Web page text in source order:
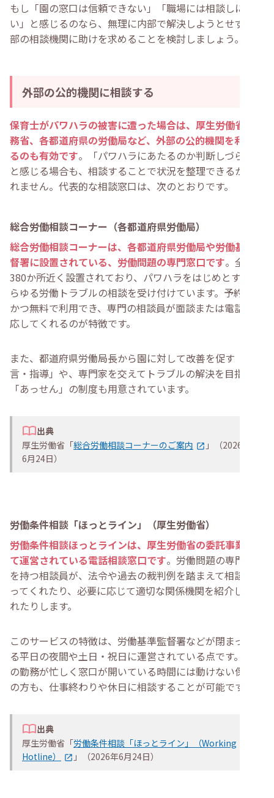
もし「園の窓口は信頼できない」「職場には相談しにく
い」と感じるのなら、無理に内部で解決しようとせず、外
部の相談機関に助けを求めることを検討しましょう。
外部の公的機関に相談する
保育士がパワハラの被害に遭った場合は、厚生労働省や法
務省、各都道府県の労働局など、外部の公的機関を利用す
るのも有効です。「パワハラにあたるのか判断しづらい」
と感じる場合も、相談することで状況を整理できるかもし
れません。代表的な相談窓口は、次のとおりです。
総合労働相談コーナー（各都道府県労働局）
総合労働相談コーナーは、各都道府県労働局や労働基準監
督署に設置されている、労働問題の専門窓口です。全国に
380か所近く設置されており、パワハラをはじめとするあ
らゆる労働トラブルの相談を受け付けています。予約不要
かつ無料で利用でき、専門の相談員が面談または電話で対
応してくれるのが特徴です。
また、都道府県労働局長から園に対して改善を促す「助
言・指導」や、専門家を交えてトラブルの解決を目指す
「あっせん」の制度も用意されています。
出典
厚生労働省「総合労働相談コーナーのご案内
」（2026年
6月24日）
労働条件相談「ほっとライン」（厚生労働省）
労働条件相談ほっとラインは、厚生労働省の委託事業とし
て運営されている電話相談窓口です。労働問題の専門知識
を持つ相談員が、法令や過去の裁判例を踏まえて相談に乗
ってくれたり、必要に応じて適切な関係機関を紹介してく
れたりします。
このサービスの特徴は、労働基準監督署などが閉まってい
る平日の夜間や土日・祝日に運営されている点です。日中
の勤務が忙しく窓口が開いている時間には動けない保育士
の方も、仕事終わりや休日に相談することが可能です。
出典
厚生労働省「労働条件相談「ほっとライン」（Working
Hotline）
」（2026年6月24日）